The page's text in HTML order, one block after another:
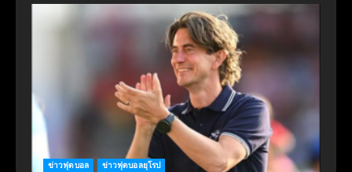
ข่าวฟุตบอล ข่าวฟุตบอลยุโรป